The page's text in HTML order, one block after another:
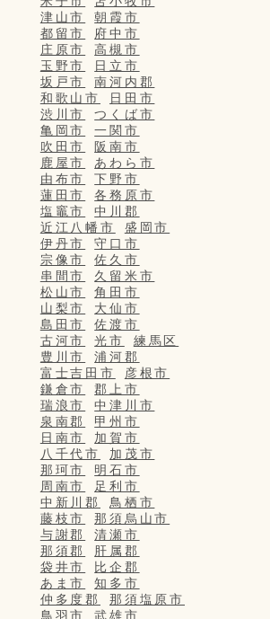
津山市
朝霞市
都留市
府中市
庄原市
高槻市
玉野市
日立市
坂戸市
南河内郡
和歌山市
日田市
渋川市
つくば市
亀岡市
一関市
吹田市
阪南市
鹿屋市
あわら市
由布市
下野市
蓮田市
各務原市
塩竈市
中川郡
近江八幡市
盛岡市
伊丹市
守口市
宗像市
佐久市
串間市
久留米市
松山市
角田市
山梨市
大仙市
島田市
佐渡市
古河市
光市
練馬区
豊川市
浦河郡
富士吉田市
彦根市
鎌倉市
郡上市
瑞浪市
中津川市
泉南郡
甲州市
日南市
加賀市
八千代市
加茂市
那珂市
明石市
周南市
足利市
中新川郡
鳥栖市
藤枝市
那須烏山市
与謝郡
清瀬市
那須郡
肝属郡
袋井市
比企郡
あま市
知多市
仲多度郡
那須塩原市
鳥羽市
武雄市